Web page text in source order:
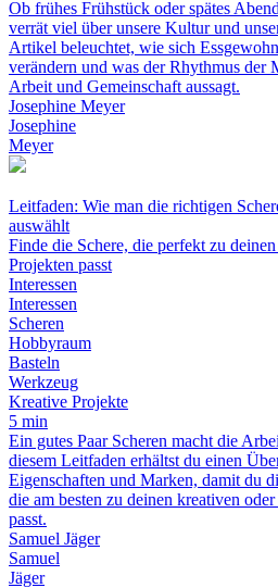
Ob frühes Frühstück oder spätes
verrät viel über unsere Kultur und
Artikel beleuchtet, wie sich
verändern und was der Rhythmus der
Arbeit und Gemeinschaft aussagt.
Josephine Meyer
Josephine
Meyer
Leitfaden: Wie man die richtigen
auswählt
Finde die Schere, die perfekt zu
Projekten passt
Interessen
Interessen
Scheren
Hobbyraum
Basteln
Werkzeug
Kreative Projekte
5 min
Ein gutes Paar Scheren macht die
diesem Leitfaden erhältst du einen
Eigenschaften und Marken, damit du
die am besten zu deinen kreativen
passt.
Samuel Jäger
Samuel
Jäger